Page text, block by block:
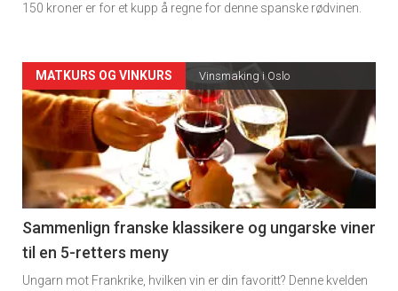
150 kroner er for et kupp å regne for denne spanske rødvinen.
Forsiden
akkurat
nå
-
5
MATKURS OG VINKURS Vinsmaking i Oslo
Sammenlign franske klassikere og ungarske viner
til en 5-retters meny
Ungarn mot Frankrike, hvilken vin er din favoritt? Denne kvelden